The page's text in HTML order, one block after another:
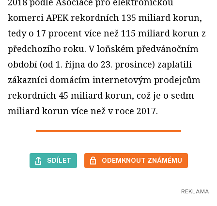
komerci APEK rekordních 135 miliard korun,
tedy o 17 procent více než 115 miliard korun z
předchozího roku. V loňském předvánočním
období (od 1. října do 23. prosince) zaplatili
zákazníci domácím internetovým prodejcům
rekordních 45 miliard korun, což je o sedm
miliard korun více než v roce 2017.
SDÍLET ODEMKNOUT ZNÁMÉMU